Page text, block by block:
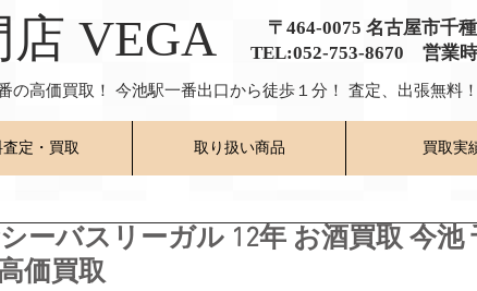
店 VEGA
〒464-0075 名古屋市千
TEL:052-753-8670 営業
の高価買取！ 今池駅一番出口から徒歩１分！ 査定、出張無料
ーバスリーガル 12年 お酒買取 今池
価買取
定・買取 取り扱い商品 買取実